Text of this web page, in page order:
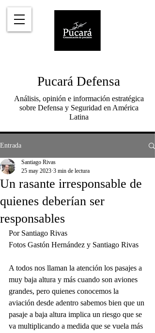
Pucará Defensa
Análisis, opinión e información estratégica
sobre Defensa y Seguridad en América
Latina
Entrada
Un rasante irresponsable de
quienes deberían ser
responsables
Santiago Rivas
25 may 2023 3 min de lectura
Por Santiago Rivas
Fotos Gastón Hernández y Santiago Rivas
A todos nos llaman la atención los pasajes a
muy baja altura y más cuando son aviones
grandes, pero quienes conocemos la
aviación desde adentro sabemos bien que un
pasaje a baja altura implica un riesgo que se
va multiplicando a medida que se vuela más